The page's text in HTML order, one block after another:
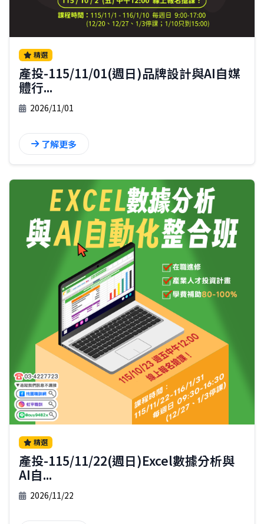
精選
產投-115/11/01(週日)品牌設計與AI自媒
體行...
2026/11/01
了解更多
精選
產投-115/11/22(週日)Excel數據分析與
AI自...
2026/11/22